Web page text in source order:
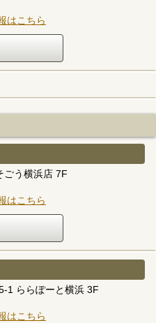
はこちら
ごう横浜店 7F
はこちら
1 ららぽーと横浜 3F
はこちら